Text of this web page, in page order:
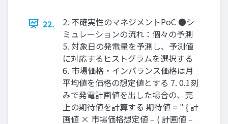
22.
2. 不確実性のマネジメントPoC ●シ
ミュレーションの流れ：個々の予測
5. 対象⽇の発電量を予測し、予測値
に対応するヒストグラムを選択する
6. 市場価格・インバランス価格は⽉
平均値を価格の想定値とする 7. 0.1刻
みで発電計画値を出した場合の、売
上の期待値を計算する 期待値 = " { 計
画値 × 市場価格想定値 ‒ ( 計画値 ‒